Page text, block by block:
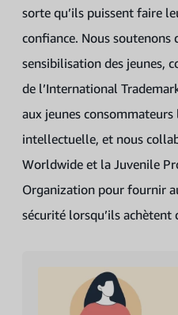
sorte qu’ils puissent faire
confiance. Nous soutenons
sensibilisation des jeunes,
de l’International
aux jeunes
intellectuelle, et nous
Worldwide et la Juvenile
Organization pour fournir
sécurité lorsqu’ils